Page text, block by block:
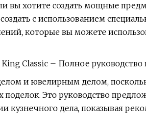
вы хотите создать мощные
с использованием
которые вы можете
Classic – Полное
и ювелирным делом,
поделок. Это руководство
кузнечного дела, показывая